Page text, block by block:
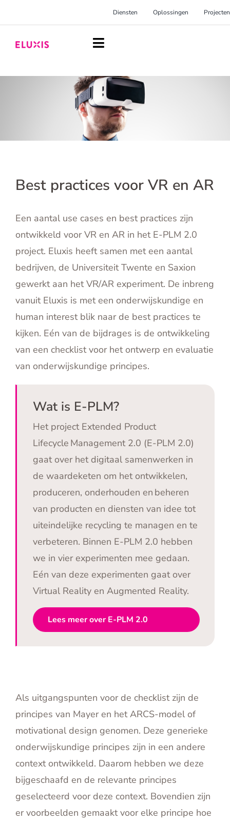
naar
inhoud
Diensten Oplossingen Projecten
Toggle
Homepage
Diensten
Oplossingen
Blog
Contact
Best practices voor VR en AR
Een aantal use cases en best practices zijn
ontwikkeld voor VR en AR in het E-PLM 2.0
project. Eluxis heeft samen met een aantal
bedrijven, de Universiteit Twente en Saxion
gewerkt aan het VR/AR experiment. De inbreng
vanuit Eluxis is met een onderwijskundige en
human interest blik naar de best practices te
kijken. Eén van de bijdrages is de ontwikkeling
van een checklist voor het ontwerp en evaluatie
van onderwijskundige principes.
Wat is E-PLM?
Het project Extended Product
Lifecycle Management 2.0 (E-PLM 2.0)
gaat over het digitaal samenwerken in
de waardeketen om het ontwikkelen,
produceren, onderhouden en beheren
van producten en diensten van idee tot
uiteindelijke recycling te managen en te
verbeteren. Binnen E-PLM 2.0 hebben
we in vier experimenten mee gedaan.
Eén van deze experimenten gaat over
Virtual Reality en Augmented Reality.
Lees meer over E-PLM 2.0
Als uitgangspunten voor de checklist zijn de
principes van Mayer en het ARCS-model of
motivational design genomen. Deze generieke
onderwijskundige principes zijn in een andere
context ontwikkeld. Daarom hebben we deze
bijgeschaafd en de relevante principes
geselecteerd voor deze context. Bovendien zijn
er voorbeelden gemaakt voor elke principe hoe